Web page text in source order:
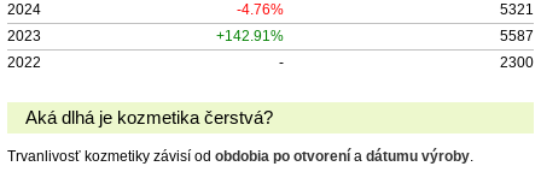
2024
-4.76%
5321
2023
+142.91%
5587
2022
- 2300
Aká dlhá je kozmetika čerstvá?
Trvanlivosť kozmetiky závisí od obdobia po otvorení a dátumu výroby.